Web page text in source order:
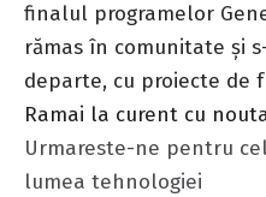
finalul programelor
rămas în comunitate și
departe, cu proiecte de
Ramai la curent cu
Urmareste-ne pentru
lumea tehnologiei